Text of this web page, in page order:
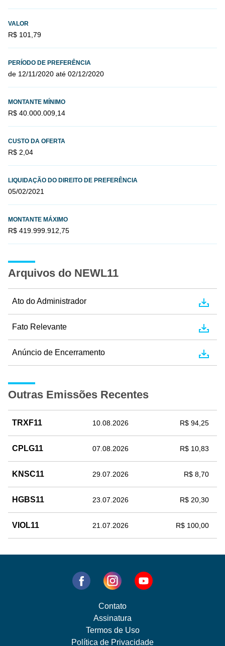
VALOR
R$ 101,79
PERÍODO DE PREFERÊNCIA
de 12/11/2020 até 02/12/2020
MONTANTE MÍNIMO
R$ 40.000.009,14
CUSTO DA OFERTA
R$ 2,04
LIQUIDAÇÃO DO DIREITO DE PREFERÊNCIA
05/02/2021
MONTANTE MÁXIMO
R$ 419.999.912,75
Arquivos do NEWL11
Ato do Administrador
Fato Relevante
Anúncio de Encerramento
Outras Emissões Recentes
TRXF11 10.08.2026 R$ 94,25
CPLG11 07.08.2026 R$ 10,83
KNSC11 29.07.2026 R$ 8,70
HGBS11 23.07.2026 R$ 20,30
VIOL11 21.07.2026 R$ 100,00
Contato
Assinatura
Termos de Uso
Política de Privacidade